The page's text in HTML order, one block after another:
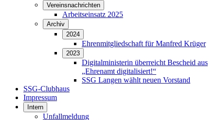
Vereinsnachrichten
Arbeitseinsatz 2025
Archiv
2024
Ehrenmitgliedschaft für Manfred Krüger
2023
Digitalministerin überreicht Bescheid aus
„Ehrenamt digitalisiert!“
SSG Langen wählt neuen Vorstand
SSG-Clubhaus
Impressum
Intern
Unfallmeldung